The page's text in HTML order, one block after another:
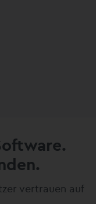
vertrauen auf